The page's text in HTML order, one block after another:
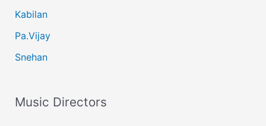
Kabilan
Pa.Vijay
Snehan
Music Directors